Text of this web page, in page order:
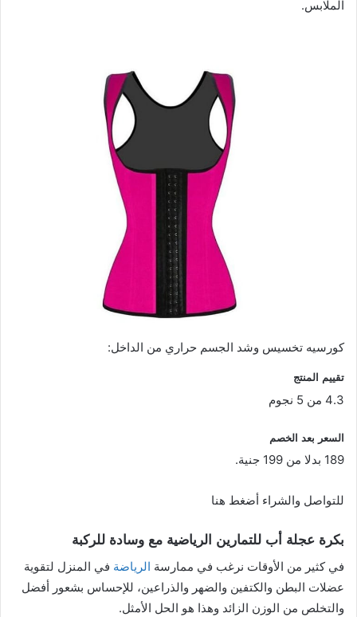
الملابس.
كورسيه تخسيس وشد الجسم حراري من الداخل:
تقييم المنتج
4.3 من 5 نجوم
السعر بعد الخصم
189 بدلا من 199 جنية.
للتواصل والشراء أضغط هنا
بكرة عجلة أب للتمارين الرياضية مع وسادة للركبة
في كثير من الأوقات نرغب في ممارسة الرياضة في المنزل لتقوية
عضلات البطن والكتفين والضهر والذراعين، للإحساس بشعور أفضل
والتخلص من الوزن الزائد وهذا هو الحل الأمثل.